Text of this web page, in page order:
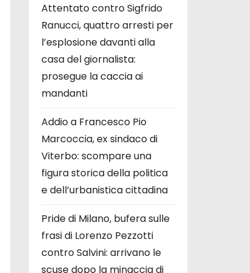
Attentato contro Sigfrido
Ranucci, quattro arresti per
l’esplosione davanti alla
casa del giornalista:
prosegue la caccia ai
mandanti
Addio a Francesco Pio
Marcoccia, ex sindaco di
Viterbo: scompare una
figura storica della politica
e dell’urbanistica cittadina
Pride di Milano, bufera sulle
frasi di Lorenzo Pezzotti
contro Salvini: arrivano le
scuse dopo la minaccia di